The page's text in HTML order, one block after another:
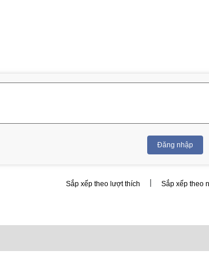
Đăng nhập
Sắp xếp theo lượt thích | Sắp xếp theo